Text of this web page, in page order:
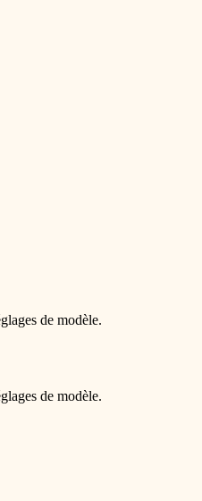
de modèle.
de modèle.